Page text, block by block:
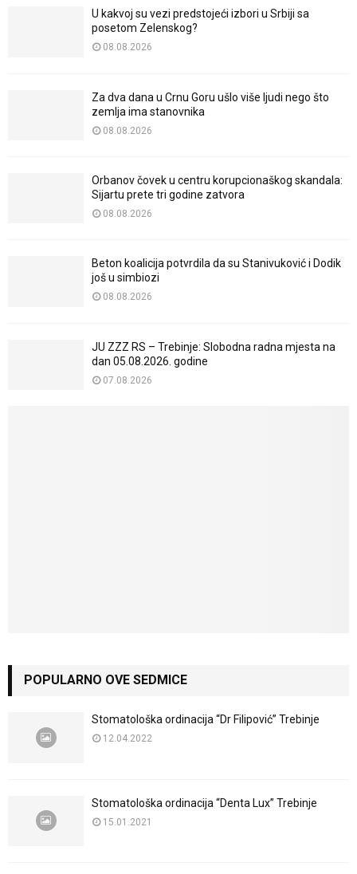
U kakvoj su vezi predstojeći izbori u Srbiji sa
posetom Zelenskog?
08.08.2026
Za dva dana u Crnu Goru ušlo više ljudi nego što
zemlja ima stanovnika
08.08.2026
Orbanov čovek u centru korupcionaškog skandala:
Sijartu prete tri godine zatvora
08.08.2026
Beton koalicija potvrdila da su Stanivuković i Dodik
još u simbiozi
08.08.2026
JU ZZZ RS – Trebinje: Slobodna radna mjesta na
dan 05.08.2026. godine
07.08.2026
POPULARNO OVE SEDMICE
Stomatološka ordinacija “Dr Filipović” Trebinje
12.04.2022
Stomatološka ordinacija “Denta Lux” Trebinje
15.01.2021